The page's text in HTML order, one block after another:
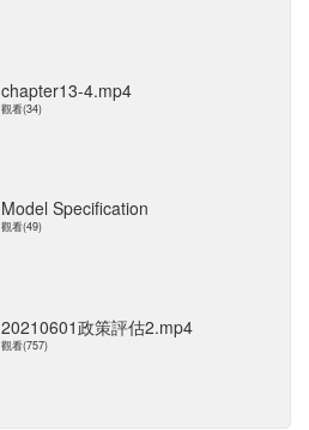
chapter13-4.mp4
觀看(34)
Model Specification
觀看(49)
20210601政策評估2.mp4
觀看(757)